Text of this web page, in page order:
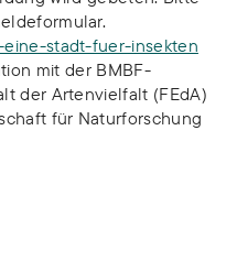
stadt-fuer-insekten
mit der BMBF-
der Artenvielfalt (FEdA)
für Naturforschung